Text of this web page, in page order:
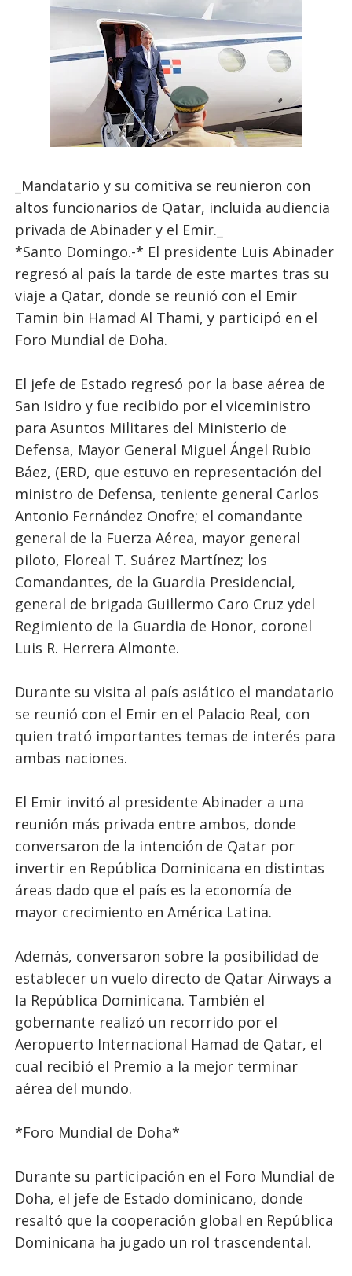
_Mandatario y su comitiva se reunieron con
altos funcionarios de Qatar, incluida audiencia
privada de Abinader y el Emir._
*Santo Domingo.-* El presidente Luis Abinader
regresó al país la tarde de este martes tras su
viaje a Qatar, donde se reunió con el Emir
Tamin bin Hamad Al Thami, y participó en el
Foro Mundial de Doha.
El jefe de Estado regresó por la base aérea de
San Isidro y fue recibido por el viceministro
para Asuntos Militares del Ministerio de
Defensa, Mayor General Miguel Ángel Rubio
Báez, (ERD, que estuvo en representación del
ministro de Defensa, teniente general Carlos
Antonio Fernández Onofre; el comandante
general de la Fuerza Aérea, mayor general
piloto, Floreal T. Suárez Martínez; los
Comandantes, de la Guardia Presidencial,
general de brigada Guillermo Caro Cruz ydel
Regimiento de la Guardia de Honor, coronel
Luis R. Herrera Almonte.
Durante su visita al país asiático el mandatario
se reunió con el Emir en el Palacio Real, con
quien trató importantes temas de interés para
ambas naciones.
El Emir invitó al presidente Abinader a una
reunión más privada entre ambos, donde
conversaron de la intención de Qatar por
invertir en República Dominicana en distintas
áreas dado que el país es la economía de
mayor crecimiento en América Latina.
Además, conversaron sobre la posibilidad de
establecer un vuelo directo de Qatar Airways a
la República Dominicana. También el
gobernante realizó un recorrido por el
Aeropuerto Internacional Hamad de Qatar, el
cual recibió el Premio a la mejor terminar
aérea del mundo.
*Foro Mundial de Doha*
Durante su participación en el Foro Mundial de
Doha, el jefe de Estado dominicano, donde
resaltó que la cooperación global en República
Dominicana ha jugado un rol trascendental.